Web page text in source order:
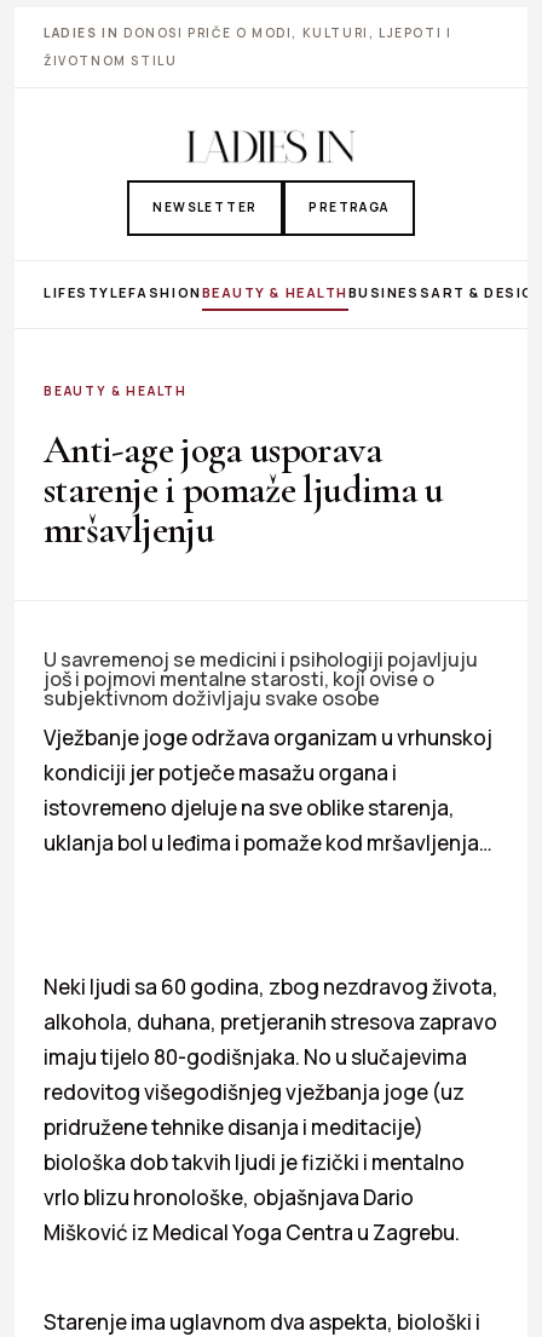
LADIES IN DONOSI PRIČE O MODI, KULTURI, LJEPOTI I
ŽIVOTNOM STILU
NEWSLETTER PRETRAGA
LIFESTYLEFASHIONBEAUTY & HEALTHBUSINESS ART &
BEAUTY & HEALTH
Anti-age joga usporava
starenje i pomaže ljudima u
mršavljenju
U savremenoj se medicini i psihologiji pojavljuju
još i pojmovi mentalne starosti, koji ovise o
subjektivnom doživljaju svake osobe
Vježbanje joge održava organizam u vrhunskoj
kondiciji jer potječe masažu organa i
istovremeno djeluje na sve oblike starenja,
uklanja bol u leđima i pomaže kod mršavljenja…
Neki ljudi sa 60 godina, zbog nezdravog života,
alkohola, duhana, pretjeranih stresova zapravo
imaju tijelo 80-godišnjaka. No u slučajevima
redovitog višegodišnjeg vježbanja joge (uz
pridružene tehnike disanja i meditacije)
biološka dob takvih ljudi je fizički i mentalno
vrlo blizu hronološke, objašnjava Dario
Mišković iz Medical Yoga Centra u Zagrebu.
Starenje ima uglavnom dva aspekta, biološki i